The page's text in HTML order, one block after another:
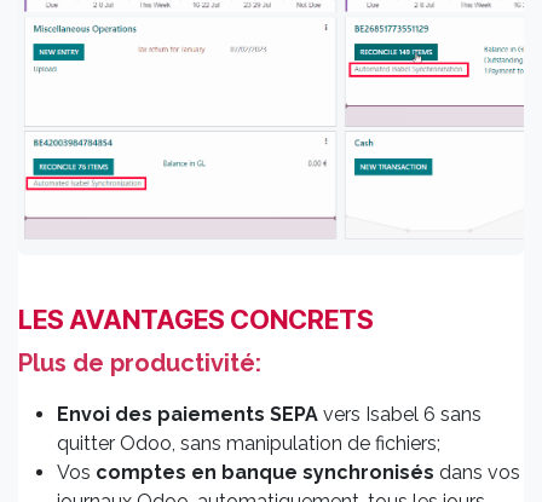
LES AVANTAGES CONCRETS
Plus de productivité:
Envoi des paiements SEPA vers Isabel 6 sans
quitter Odoo, sans manipulation de fichiers;
Vos comptes en banque synchronisés dans vos